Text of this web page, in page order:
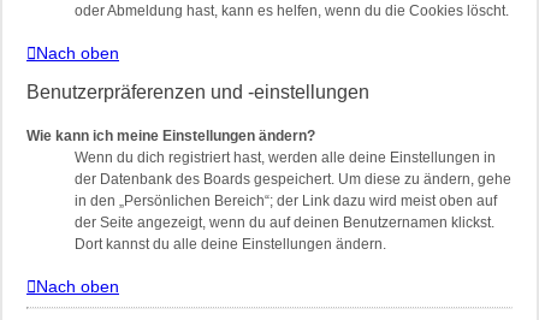
oder Abmeldung hast, kann es helfen, wenn du die Cookies löscht.
Nach oben
Benutzerpräferenzen und -einstellungen
Wie kann ich meine Einstellungen ändern?
Wenn du dich registriert hast, werden alle deine Einstellungen in
der Datenbank des Boards gespeichert. Um diese zu ändern, gehe
in den „Persönlichen Bereich“; der Link dazu wird meist oben auf
der Seite angezeigt, wenn du auf deinen Benutzernamen klickst.
Dort kannst du alle deine Einstellungen ändern.
Nach oben